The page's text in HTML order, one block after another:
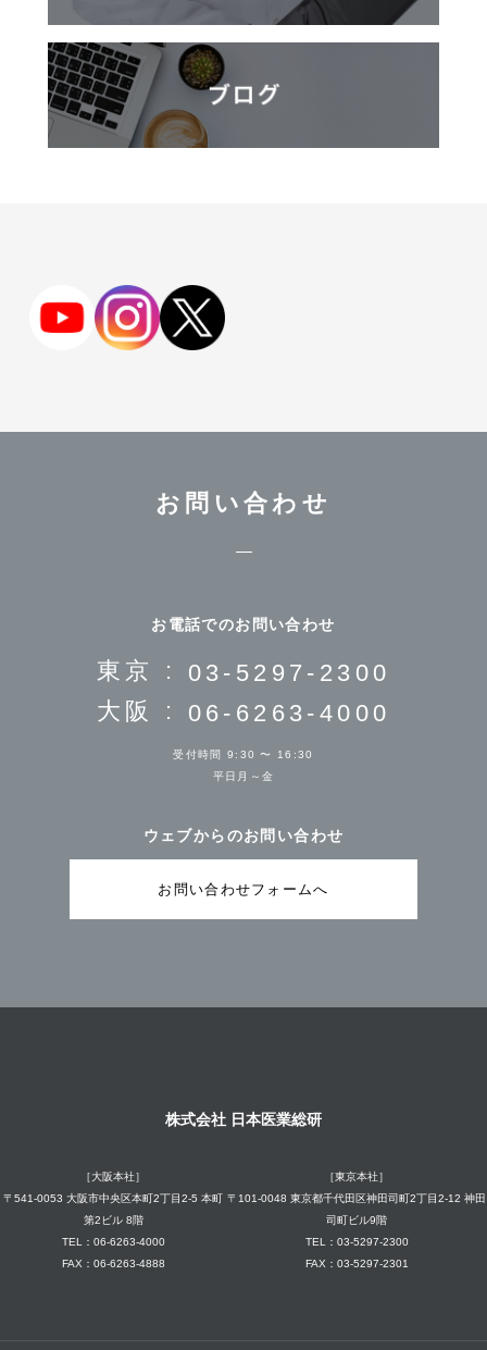
お問い合わせ
お電話でのお問い合わせ
東京 : 03-5297-2300
大阪 : 06-6263-4000
受付時間 9:30 〜 16:30
平日月～金
ウェブからのお問い合わせ
お問い合わせフォームへ
株式会社 日本医業総研
［大阪本社］
〒541-0053 大阪市中央区本町2丁目2-5 本町
第2ビル 8階
TEL：06-6263-4000
FAX：06-6263-4888
［東京本社］
〒101-0048 東京都千代田区神田司町2丁目2-12 神田
司町ビル9階
TEL：03-5297-2300
FAX：03-5297-2301